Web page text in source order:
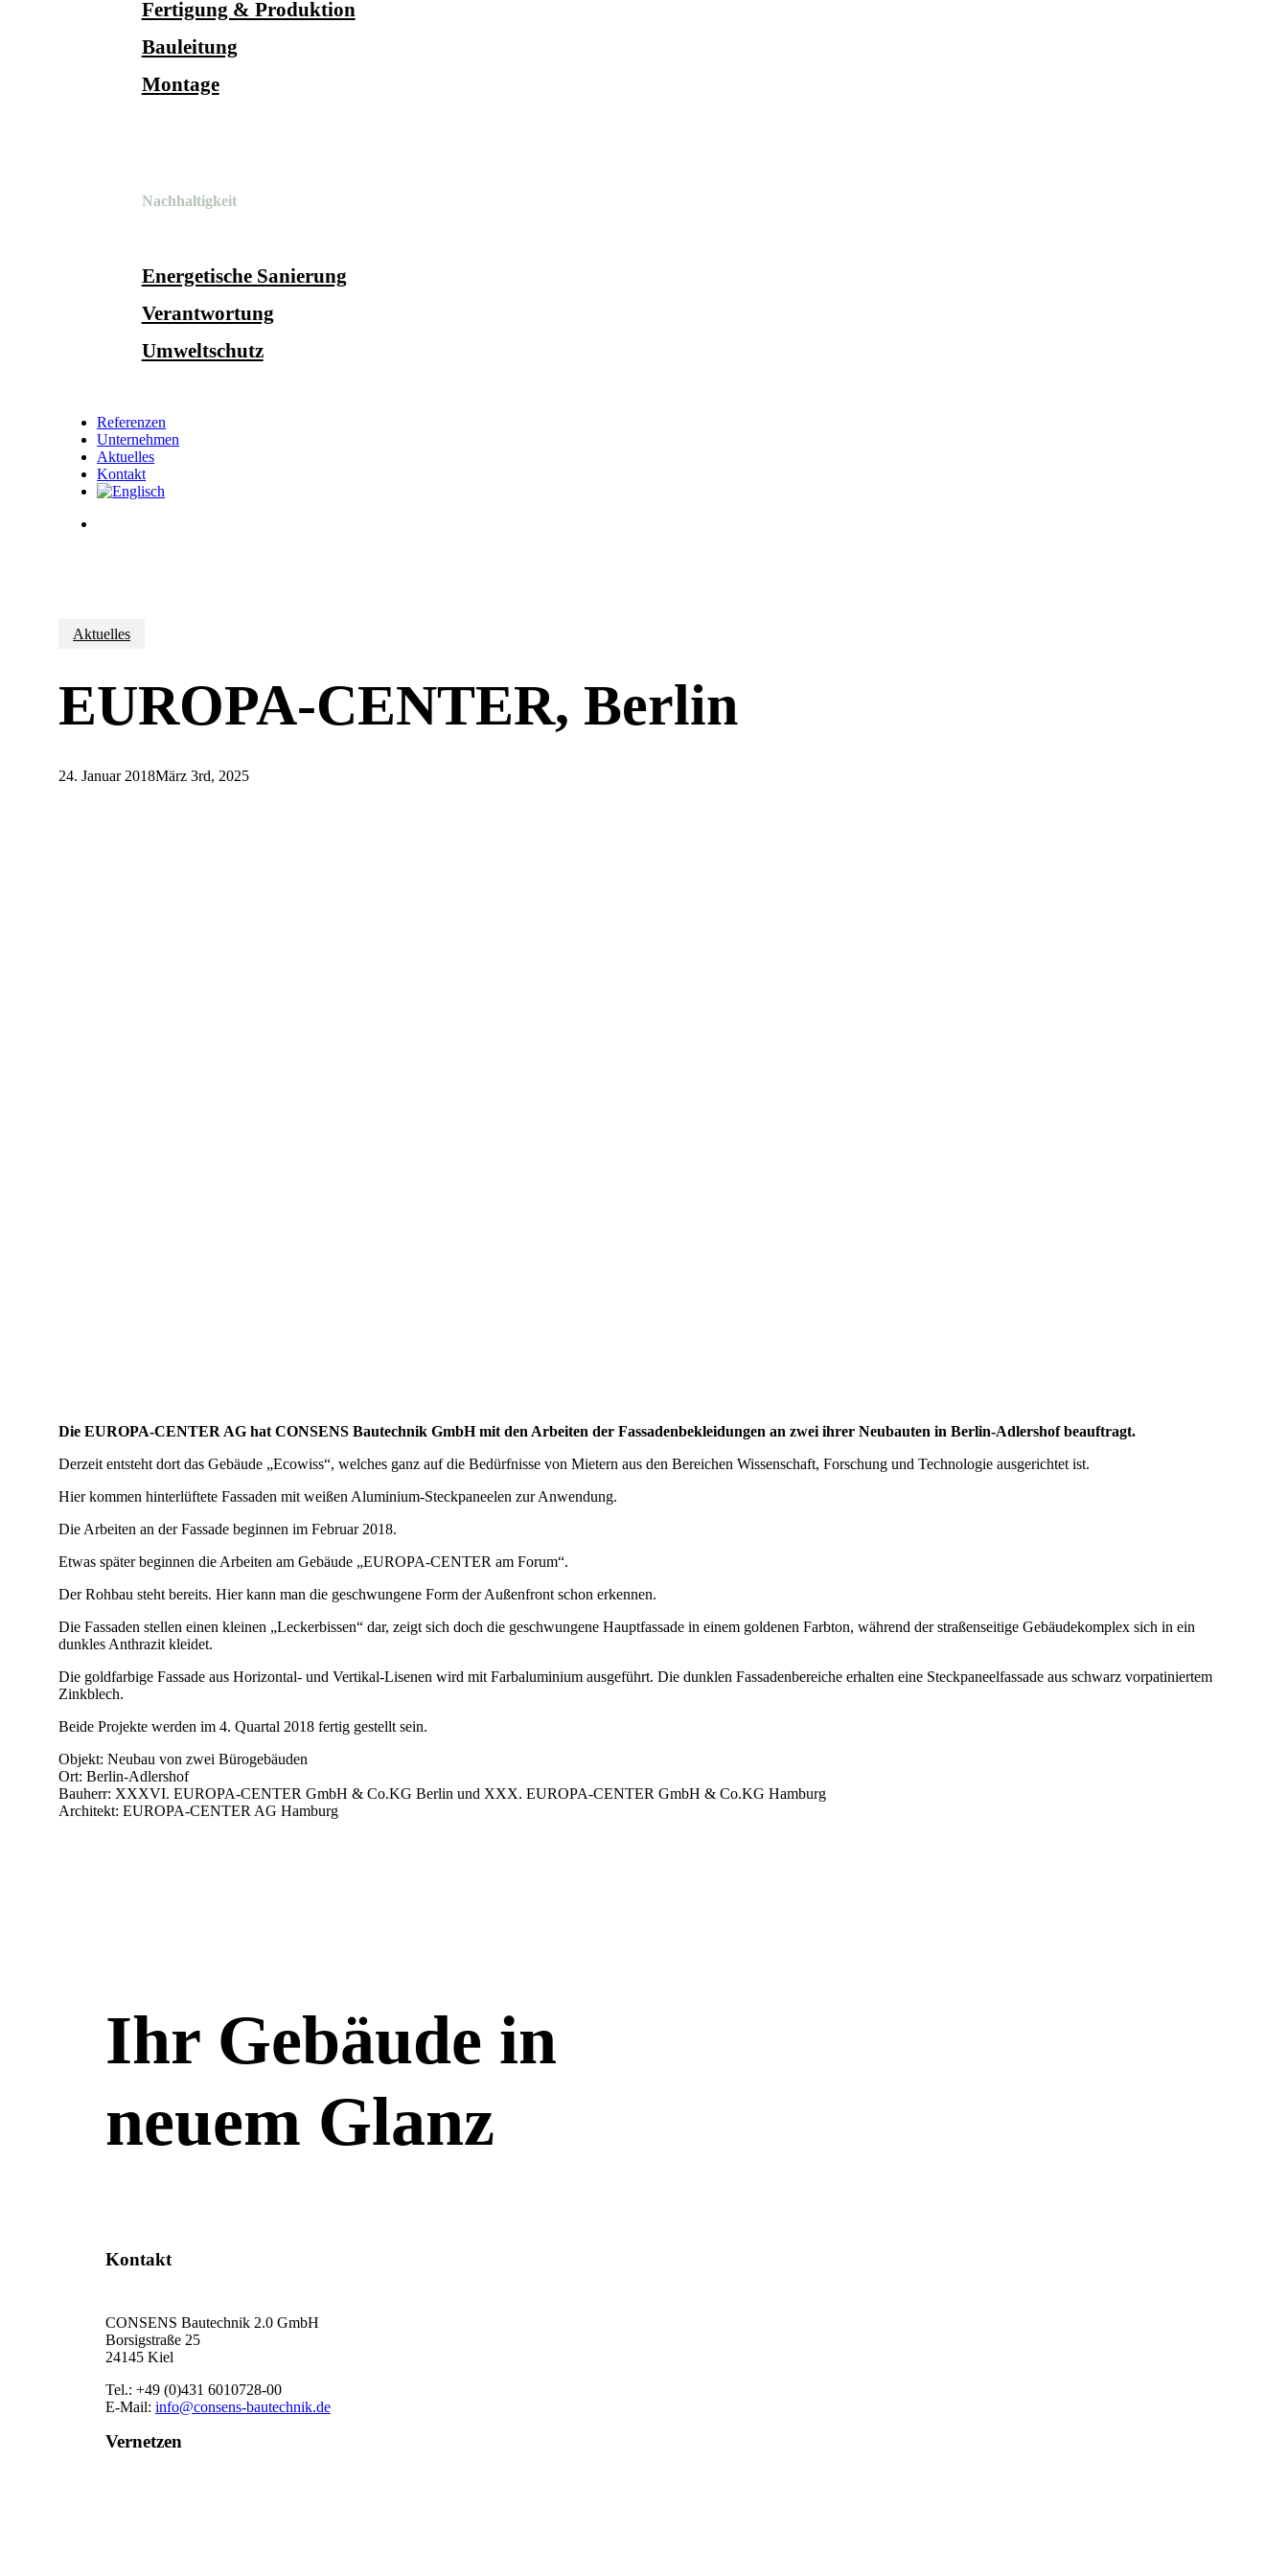
Fertigung & Produktion
Bauleitung
Montage
Nachhaltigkeit
Energetische Sanierung
Verantwortung
Umweltschutz
Referenzen
Unternehmen
Aktuelles
Kontakt
Aktuelles
EUROPA-CENTER, Berlin
24. Januar 2018März 3rd, 2025
Die EUROPA-CENTER AG hat CONSENS Bautechnik GmbH mit den Arbeiten der Fassadenbekleidungen an zwei ihrer Neubauten in Berlin-Adlershof beauftragt.
Derzeit entsteht dort das Gebäude „Ecowiss“, welches ganz auf die Bedürfnisse von Mietern aus den Bereichen Wissenschaft, Forschung und Technologie ausgerichtet ist.
Hier kommen hinterlüftete Fassaden mit weißen Aluminium-Steckpaneelen zur Anwendung.
Die Arbeiten an der Fassade beginnen im Februar 2018.
Etwas später beginnen die Arbeiten am Gebäude „EUROPA-CENTER am Forum“.
Der Rohbau steht bereits. Hier kann man die geschwungene Form der Außenfront schon erkennen.
Die Fassaden stellen einen kleinen „Leckerbissen“ dar, zeigt sich doch die geschwungene Hauptfassade in einem goldenen Farbton, während der straßenseitige Gebäudekomplex sich in ein
dunkles Anthrazit kleidet.
Die goldfarbige Fassade aus Horizontal- und Vertikal-Lisenen wird mit Farbaluminium ausgeführt. Die dunklen Fassadenbereiche erhalten eine Steckpaneelfassade aus schwarz vorpatiniertem
Zinkblech.
Beide Projekte werden im 4. Quartal 2018 fertig gestellt sein.
Objekt: Neubau von zwei Bürogebäuden
Ort: Berlin-Adlershof
Bauherr: XXXVI. EUROPA-CENTER GmbH & Co.KG Berlin und XXX. EUROPA-CENTER GmbH & Co.KG Hamburg
Architekt: EUROPA-CENTER AG Hamburg
Ihr Gebäude in
neuem Glanz
Kontakt
CONSENS Bautechnik 2.0 GmbH
Borsigstraße 25
24145 Kiel
Tel.: +49 (0)431 6010728-00
E-Mail: info@consens-bautechnik.de
Vernetzen